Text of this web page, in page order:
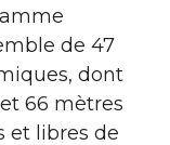
de 47
dont
66 mètres
et libres de